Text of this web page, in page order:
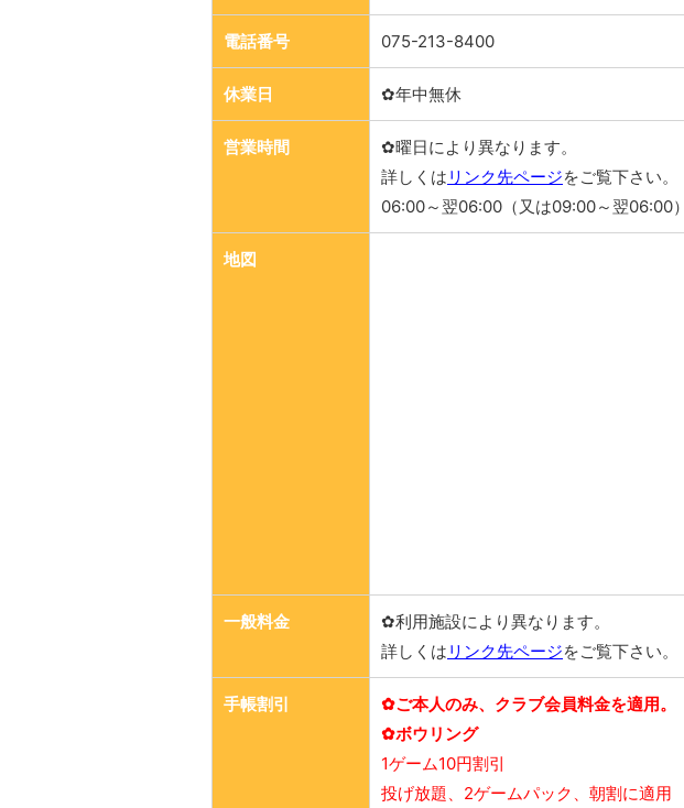
電話番号 075-213-8400
休業日 ✿年中無休
営業時間
✿曜日により異なります。
詳しくは リンク先ページをご覧下さい。
06:00～翌06:00（又は09:00～翌06:00）
地図
一般料金
✿利用施設により異なります。
詳しくは リンク先ページをご覧下さい。
手帳割引
✿ご本人のみ、クラブ会員料金を適用。
✿ボウリング
1ゲーム10円割引
投げ放題、2ゲームパック、朝割に適用